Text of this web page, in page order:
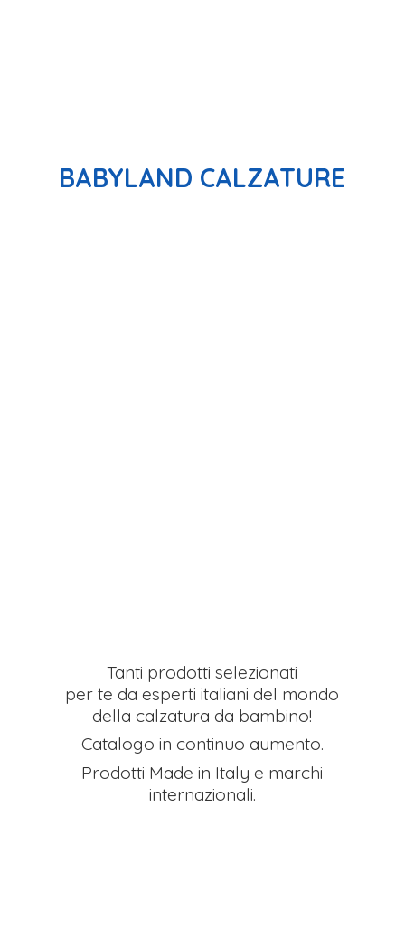
BABYLAND CALZATURE
Tanti prodotti selezionati
per te da esperti italiani del mondo
della calzatura da bambino!
Catalogo in continuo aumento.
Prodotti Made in Italy e marchi
internazionali.